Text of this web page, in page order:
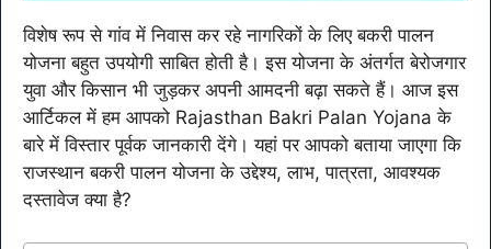
विशेष रूप से गांव में निवास कर रहे नागरिकों के लिए बकरी पालन
योजना बहुत उपयोगी साबित होती है। इस योजना के अंतर्गत बेरोजगार
युवा और किसान भी जुड़कर अपनी आमदनी बढ़ा सकते हैं। आज इस
आर्टिकल में हम आपको Rajasthan Bakri Palan Yojana के
बारे में विस्तार पूर्वक जानकारी देंगे। यहां पर आपको बताया जाएगा कि
राजस्थान बकरी पालन योजना के उद्देश्य, लाभ, पात्रता, आवश्यक
दस्तावेज क्या है?